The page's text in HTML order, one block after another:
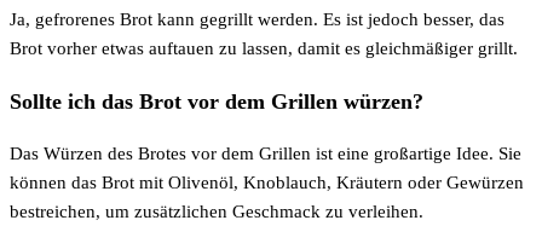
Ja, gefrorenes Brot kann gegrillt werden. Es ist jedoch besser, das
Brot vorher etwas auftauen zu lassen, damit es gleichmäßiger grillt.
Sollte ich das Brot vor dem Grillen würzen?
Das Würzen des Brotes vor dem Grillen ist eine großartige Idee. Sie
können das Brot mit Olivenöl, Knoblauch, Kräutern oder Gewürzen
bestreichen, um zusätzlichen Geschmack zu verleihen.